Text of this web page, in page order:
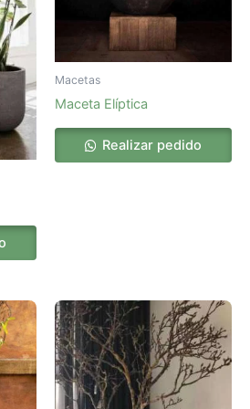
Macetas
Maceta Elíptica
Realizar pedido